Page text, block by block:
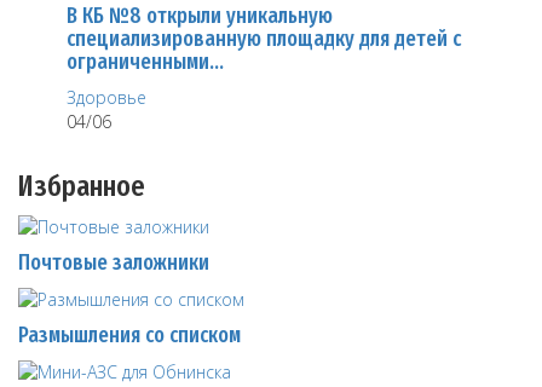
В КБ №8 открыли уникальную
специализированную площадку для детей с
ограниченными…
Здоровье
04/06
Избранное
Почтовые заложники
Размышления со списком